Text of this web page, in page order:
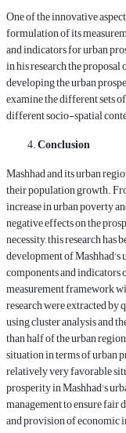
One of the innovative
formulation of its
and indicators for urban
in his research the
developing the urban
examine the different sets
different socio-spatial
Conclusion
Mashhad and its urban
their population growth.
increase in urban poverty
negative effects on the
necessity, this research has
development of
components and
measurement framework
research were extracted by
using cluster analysis and
than half of the urban
situation in terms of urban
relatively very favorable
prosperity in Mashhad's
management to ensure
and provision of economic